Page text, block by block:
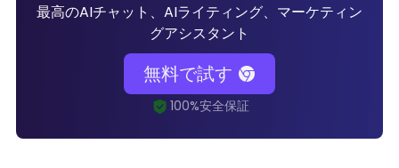
最高のAIチャット、AIライティング、マーケティン
グアシスタント
無料で試す